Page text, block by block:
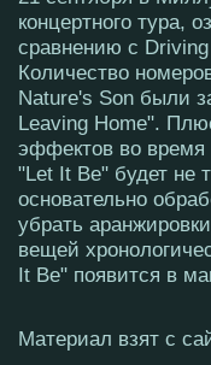
концертного тура,
сравнению с
Количество
Nature's Son были
Leaving Home".
эффектов во время
"Let It Be" будет не
основательно
убрать
вещей
It Be" появится в
Материал взят с